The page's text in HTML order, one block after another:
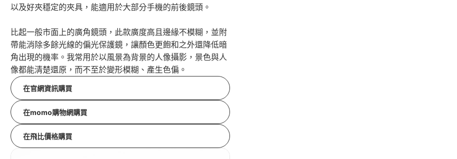
以及好夾穩定的夾具，能適用於大部分手機的前後鏡頭。
比起一般市面上的廣角鏡頭，此款廣度高且邊緣不模糊，並附
帶能消除多餘光線的偏光保護鏡，讓顏色更飽和之外還降低暗
角出現的機率。我常用於以風景為背景的人像攝影，景色與人
像都能清楚還原，而不至於變形模糊、產生色偏。
在官網資訊購買
在momo購物網購買
在飛比價格購買